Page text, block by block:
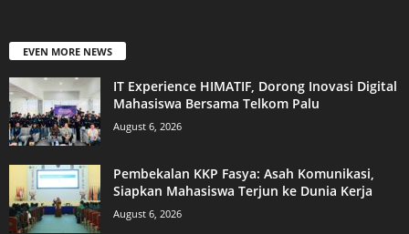
EVEN MORE NEWS
IT Experience HIMATIF, Dorong Inovasi Digital
Mahasiswa Bersama Telkom Palu
August 6, 2026
Pembekalan KKP Fasya: Asah Komunikasi,
Siapkan Mahasiswa Terjun ke Dunia Kerja
August 6, 2026